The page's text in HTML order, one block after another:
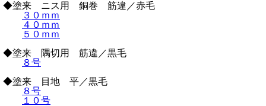
◆塗来 ニス用 銅巻 筋違／赤毛
３０ｍｍ
４０ｍｍ
５０ｍｍ
◆塗来 隅切用 筋違／黒毛
８号
◆塗来 目地 平／黒毛
８号
１０号